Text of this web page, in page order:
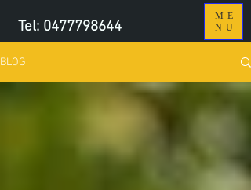
Tel: 0477798644
ME
NU
BLOG